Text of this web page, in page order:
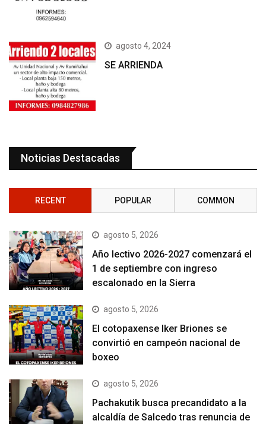
agosto 4, 2024
SE ARRIENDA
Noticias Destacadas
RECENT POPULAR COMMON
agosto 5, 2026
Año lectivo 2026-2027 comenzará el
1 de septiembre con ingreso
escalonado en la Sierra
agosto 5, 2026
El cotopaxense Iker Briones se
convirtió en campeón nacional de
boxeo
agosto 5, 2026
Pachakutik busca precandidato a la
alcaldía de Salcedo tras renuncia de